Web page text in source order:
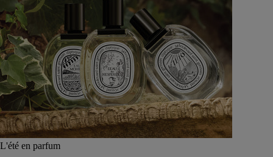
L'été en parfum